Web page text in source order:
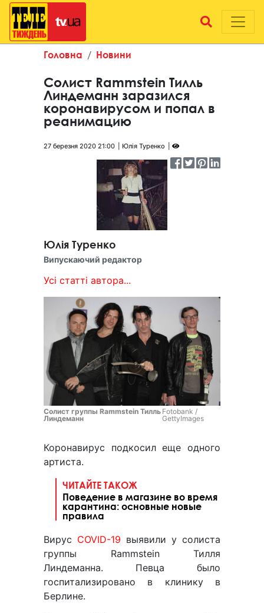
Головна Новини
Солист Rammstein Тилль
Линдеманн заразился
коронавирусом и попал в
реанимацию
27 березня 2020 21:00 Юлія Туренко
Юлія Туренко
Випускаючий редактор
Усі статті автора...
Солист группы Rammstein Тилль
Линдеманн
Fotobank /
GettyImages
Коронавирус подкосил еще одного
артиста.
ЧИТАЙТЕ ТАКОЖ
Поведение в магазине во время
карантина: основные новые
правила
Вирус COVID-19 выявили у солиста
группы Rammstein Тилля
Линдеманна. Певца было
госпитализировано в клинику в
Берлине.